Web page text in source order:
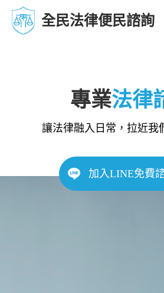
全民法律便民諮詢
專業法律
讓法律融入日常，拉近我
加入LINE免費